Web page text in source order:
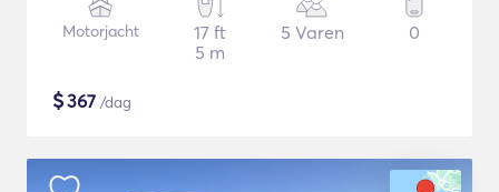
Motorjacht
17 ft
5 m
5 Varen 0
$367 /dag